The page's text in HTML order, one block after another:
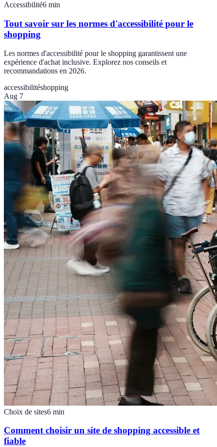
Accessibilité6 min
Tout savoir sur les normes d'accessibilité pour le
shopping
Les normes d'accessibilité pour le shopping garantissent une
expérience d'achat inclusive. Explorez nos conseils et
recommandations en 2026.
accessibilitéshopping
Aug 7
Choix de sites6 min
Comment choisir un site de shopping accessible et
fiable